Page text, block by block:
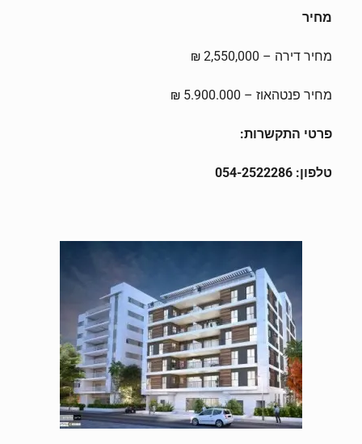
מחיר
מחיר דירה – 2,550,000 ₪
מחיר פנטהאוז – 5.900.000 ₪
פרטי התקשרות:
טלפון: 054-2522286